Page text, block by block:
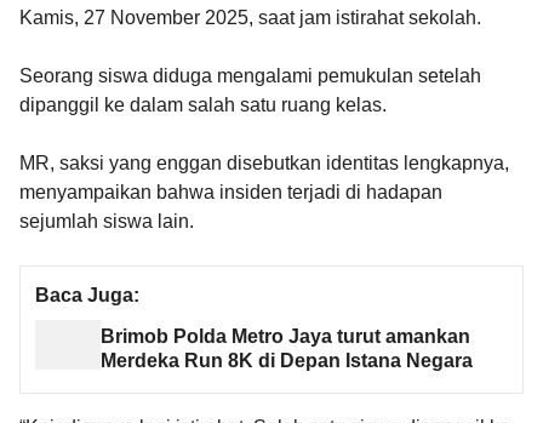
Kamis, 27 November 2025, saat jam istirahat sekolah.
Seorang siswa diduga mengalami pemukulan setelah
dipanggil ke dalam salah satu ruang kelas.
MR, saksi yang enggan disebutkan identitas lengkapnya,
menyampaikan bahwa insiden terjadi di hadapan
sejumlah siswa lain.
Baca Juga:
Brimob Polda Metro Jaya turut amankan
Merdeka Run 8K di Depan Istana Negara